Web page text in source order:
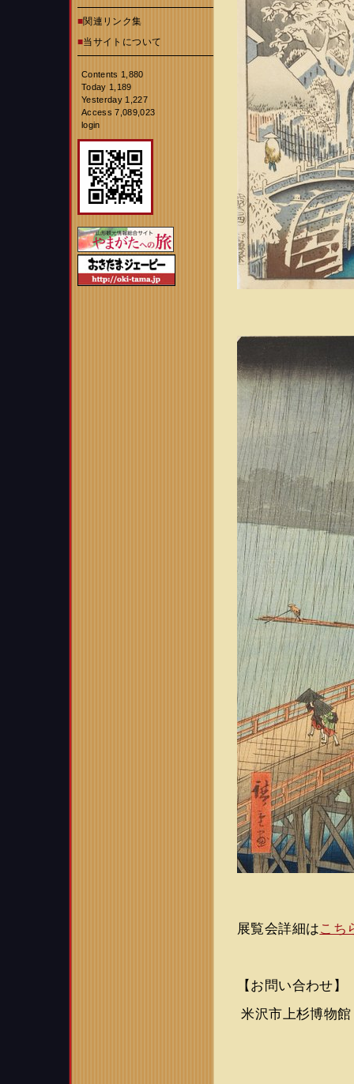
■関連リンク集
■当サイトについて
Contents 1,880
Today 1,189
Yesterday 1,227
Access 7,089,023
login
展覧会詳細はこち
【お問い合わせ】
米沢市上杉博物